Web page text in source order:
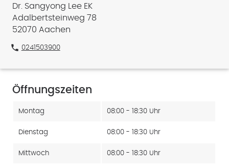
Dr. Sangyong Lee EK
Adalbertsteinweg 78
52070 Aachen
phone 0241503900
Öffnungszeiten
Montag 08:00 - 18:30 Uhr
Dienstag 08:00 - 18:30 Uhr
Mittwoch 08:00 - 18:30 Uhr